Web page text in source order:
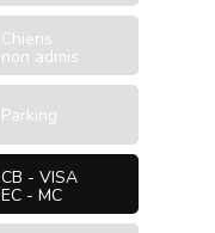
Chiens
non admis
Parking
CB - VISA
EC - MC